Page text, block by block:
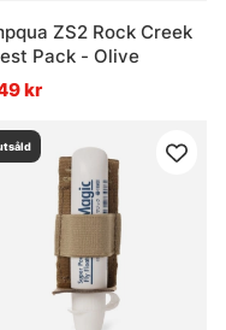
används de?
ZS2 Rock Creek
Pack - Olive
kr